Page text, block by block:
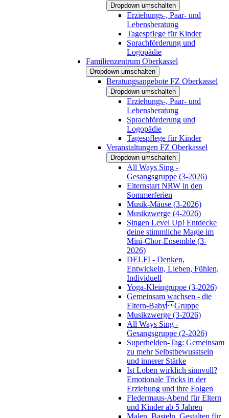
Dropdown umschalten
Erziehungs-, Paar- und
Lebensberatung
Tagespflege für Kinder
Sprachförderung und
Logopädie
Familienzentrum Oberkassel
Dropdown umschalten
Beratungsangebote FZ Oberkassel
Dropdown umschalten
Erziehungs-, Paar- und
Lebensberatung
Sprachförderung und
Logopädie
Tagespflege für Kinder
Veranstaltungen FZ Oberkassel
Dropdown umschalten
All Ways Sing -
Gesangsgruppe (3-2026)
Elternstart NRW in den
Sommerferien
Musik-Mäuse (3-2026)
Musikzwerge (4-2026)
Singen Level Up! Entdecke
deine stimmliche Magie im
Mini-Chor-Ensemble (3-
2026)
DELFI - Denken,
Entwickeln, Lieben, Fühlen,
Individuell
Yoga-Kleingruppe (3-2026)
Gemeinsam wachsen - die
Eltern-BabyGruppe
Musikzwerge (3-2026)
All Ways Sing -
Gesangsgruppe (2-2026)
Superhelden-Tag: Gemeinsam
zu mehr Selbstbewusstsein
und innerer Stärke
Ist Loben wirklich sinnvoll?
Emotionale Tricks in der
Erziehung und ihre Folgen
Fledermaus-Abend für Eltern
und Kinder ab 5 Jahren
Malen, Basteln, Gestalten für